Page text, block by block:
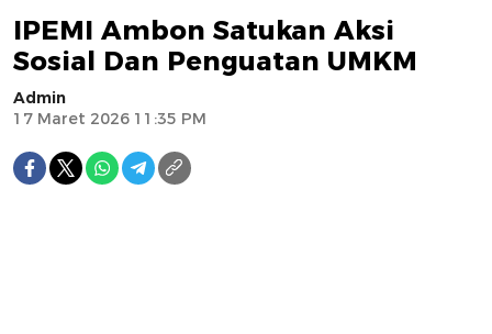
IPEMI Ambon Satukan Aksi
Sosial Dan Penguatan UMKM
Admin
17 Maret 2026 11:35 PM